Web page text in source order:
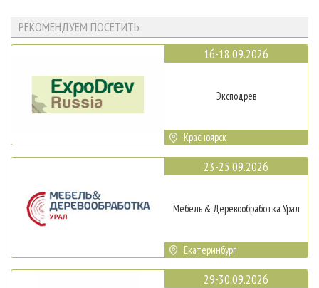
РЕКОМЕНДУЕМ ПОСЕТИТЬ
16-18.09.2026
Эксподрев
Красноярск
23-25.09.2026
Мебель & Деревообработка Урал
Екатеринбург
29-30.09.2026